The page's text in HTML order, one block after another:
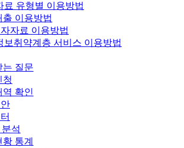
료 유형별 이용방법
출 이용방법
자료 이용방법
보취약계층 서비스 이용방법
는 질문
청
역 확인
석
통계